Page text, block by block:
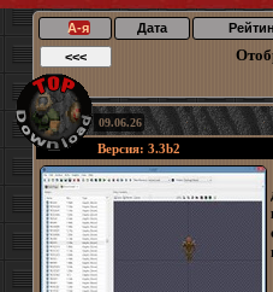
А-я Дата
09.06.26
Версия: 3.3b2